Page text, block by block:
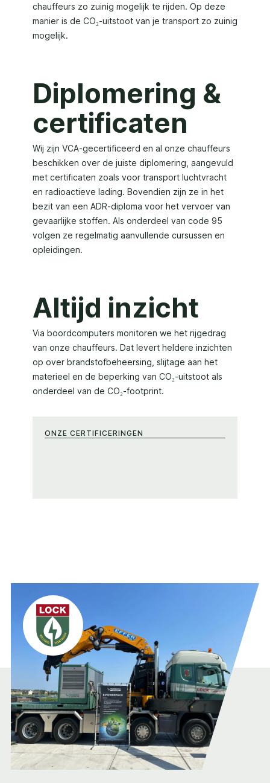
chauffeurs zo zuinig mogelijk te rijden. Op deze
manier is de CO₂-uitstoot van je transport zo zuinig
mogelijk.
Diplomering &
certificaten
Wij zijn VCA-gecertificeerd en al onze chauffeurs
beschikken over de juiste diplomering, aangevuld
met certificaten zoals voor transport luchtvracht
en radioactieve lading. Bovendien zijn ze in het
bezit van een ADR-diploma voor het vervoer van
gevaarlijke stoffen. Als onderdeel van code 95
volgen ze regelmatig aanvullende cursussen en
opleidingen.
Altijd inzicht
Via boordcomputers monitoren we het rijgedrag
van onze chauffeurs. Dat levert heldere inzichten
op over brandstofbeheersing, slijtage aan het
materieel en de beperking van CO₂-uitstoot als
onderdeel van de CO₂-footprint.
ONZE CERTIFICERINGEN